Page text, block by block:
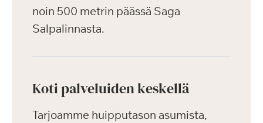
noin 500 metrin päässä Saga
Salpalinnasta.
Koti palveluiden keskellä
Tarjoamme huipputason asumista,